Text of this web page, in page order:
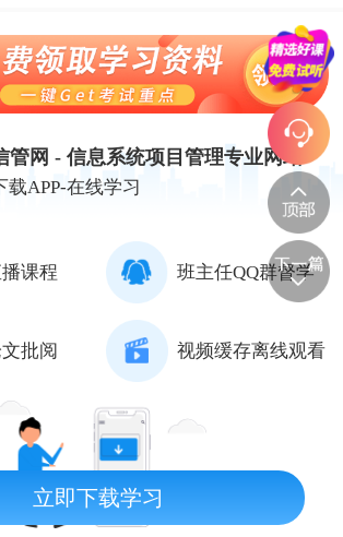
管网 - 信息系统项目管理专业网站
载APP-在线学习
课程 班主任QQ群督学
批阅 视频缓存离线观看
立即下载学习